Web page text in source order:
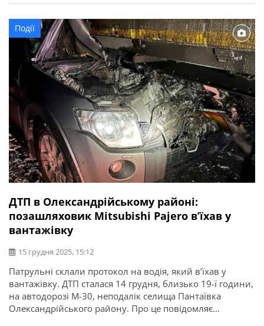
темну пору доби на неосвітленій ділянці дороги
допустив наїзд на двох пішоходів, 1976 року
народження, які переходили проїзну частину по
нерегульованому пішохідному переході. Унаслідок
отриманих тілесних […]
Події
ДТП в Олександрійському районі:
позашляховик Mitsubishi Pajero в’їхав у
вантажівку
15 грудня 2025, 15:12
Патрульні склали протокол на водія, який в’їхав у
вантажівку. ДТП сталася 14 грудня, близько 19-ї години,
на автодорозі М-30, неподалік селища Пантаївка
Олександрійського району. Про це повідомляє